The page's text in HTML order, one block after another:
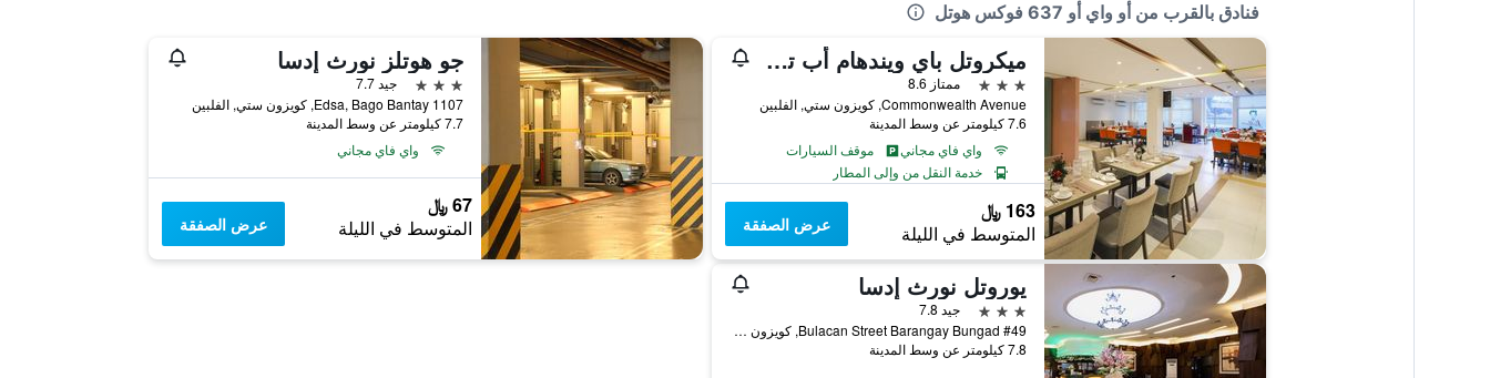
فنادق بالقرب من أو واي أو 637 فوكس هوتل
ميكروتل باي ويندهام أب تكنوهاب
3 نجوم
ممتاز 8.6
Commonwealth Avenue, كويزون ستي, الفلبين
7.6 كيلومتر عن وسط المدينة
واي فاي مجاني
موقف السيارات
خدمة النقل من وإلى المطار
163 ﷼
المتوسط في الليلة عرض الصفقة
جو هوتلز نورث إدسا
3 نجوم
جيد 7.7
1107 Edsa, Bago Bantay, كويزون ستي, الفلبين
7.7 كيلومتر عن وسط المدينة
واي فاي مجاني
67 ﷼
المتوسط في الليلة عرض الصفقة
يوروتل نورث إدسا
3 نجوم
جيد 7.8
#49 Bulacan Street Barangay Bungad, كويزون ستي, الفلبين
7.8 كيلومتر عن وسط المدينة